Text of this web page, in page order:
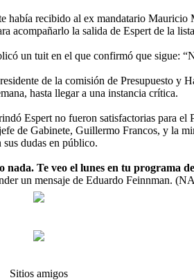
había recibido al ex mandatario
acompañarlo la salida de Espert de la
un tuit en el que confirmó que sigue:
de la comisión de Presupuesto y
hasta llegar a una instancia crítica.
Espert no fueron satisfactorias para el
de Gabinete, Guillermo Francos, y la
dudas en público.
nada. Te veo el lunes en tu programa
un mensaje de Eduardo Feinnman.
Sitios amigos